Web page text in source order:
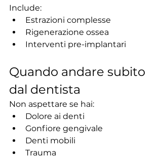
Include:
Estrazioni complesse
Rigenerazione ossea
Interventi pre-implantari
Quando andare subito
dal dentista
Non aspettare se hai:
Dolore ai denti
Gonfiore gengivale
Denti mobili
Trauma